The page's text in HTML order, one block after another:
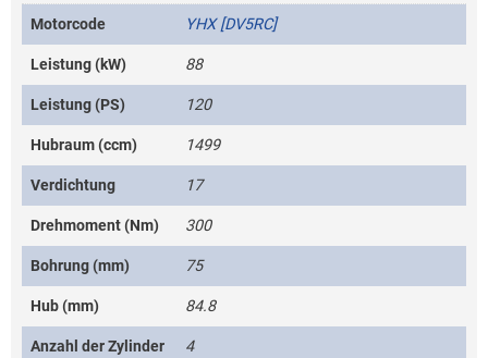
Motorcode YHX [DV5RC]
Leistung (kW) 88
Leistung (PS) 120
Hubraum (ccm) 1499
Verdichtung 17
Drehmoment (Nm) 300
Bohrung (mm) 75
Hub (mm) 84.8
Anzahl der Zylinder 4